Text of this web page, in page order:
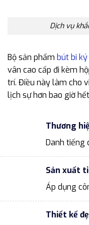
Dịch vụ
Bộ sản phẩm bút bi
vân cao cấp đi kèm
trí. Điều này làm cho
lịch sự hơn bao giờ
Thương
Danh tiếng
Sản xuất
Áp dụng
Thiết kế